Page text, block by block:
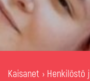
Kaisanet › Henkilöstö